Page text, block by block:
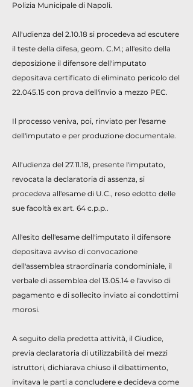
Polizia Municipale di Napoli.
All'udienza del 2.10.18 si procedeva ad escutere
il teste della difesa, geom. C.M.; all'esito della
deposizione il difensore dell'imputato
depositava certificato di eliminato pericolo del
22.045.15 con prova dell'invio a mezzo PEC.
Il processo veniva, poi, rinviato per l'esame
dell'imputato e per produzione documentale.
All'udienza del 27.11.18, presente l'imputato,
revocata la declaratoria di assenza, si
procedeva all'esame di U.C., reso edotto delle
sue facoltà ex art. 64 c.p.p..
All'esito dell'esame dell'imputato il difensore
depositava avviso di convocazione
dell'assemblea straordinaria condominiale, il
verbale di assemblea del 13.05.14 e l'avviso di
pagamento e di sollecito inviato ai condottimi
morosi.
A seguito della predetta attività, il Giudice,
previa declaratoria di utilizzabilità dei mezzi
istruttori, dichiarava chiuso il dibattimento,
invitava le parti a concludere e decideva come